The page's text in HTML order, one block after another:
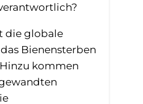
die globale
Bienensterben
kommen